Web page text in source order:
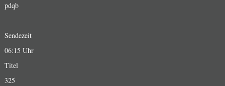
pdqb
Sendezeit
06:15 Uhr
Titel
325